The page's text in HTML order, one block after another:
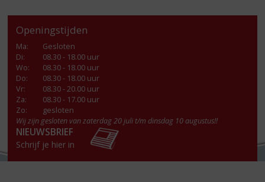
Openingstijden
Ma:
Gesloten
Di:
08.30 - 18.00 uur
Wo:
08.30 - 18.00 uur
Do:
08.30 - 18.00 uur
Vr:
08.30 - 20.00 uur
Za:
08.30 - 17.00 uur
Zo:
gesloten
Wij zijn gesloten van zaterdag 20 juli t/m dinsdag 10 augustus!!
NIEUWSBRIEF
Schrijf je hier in